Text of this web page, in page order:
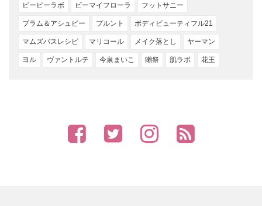
ビービーラボ ビーマイフローラ フットサニー
プラム＆アシュビー プルント ボディビューティフル21
マムズバスレシピ マリコール メイク落とし ヤーマン
ヨル ヴァントルテ 今泉まいこ 獺祭 肌ラボ 花王